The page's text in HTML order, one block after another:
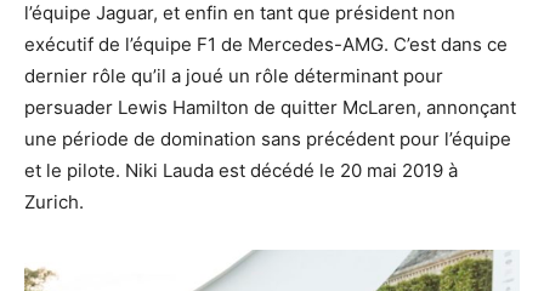
l’équipe Jaguar, et enfin en tant que président non
exécutif de l’équipe F1 de Mercedes-AMG. C’est dans ce
dernier rôle qu’il a joué un rôle déterminant pour
persuader Lewis Hamilton de quitter McLaren, annonçant
une période de domination sans précédent pour l’équipe
et le pilote. Niki Lauda est décédé le 20 mai 2019 à
Zurich.